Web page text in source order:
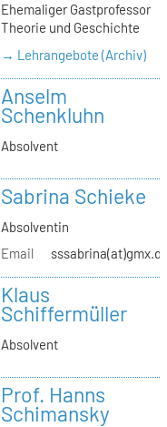
Ehemaliger Gastprofessor
Theorie und Geschichte
→ Lehrangebote (Archiv)
Anselm
Schenkluhn
Absolvent
Sabrina Schieke
Absolventin
Email
Klaus
Schiffermüller
Absolvent
Prof. Hanns
Schimansky